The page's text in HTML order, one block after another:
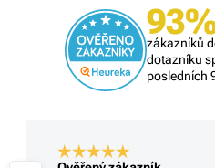
zákazníků
dotazníku
posledních